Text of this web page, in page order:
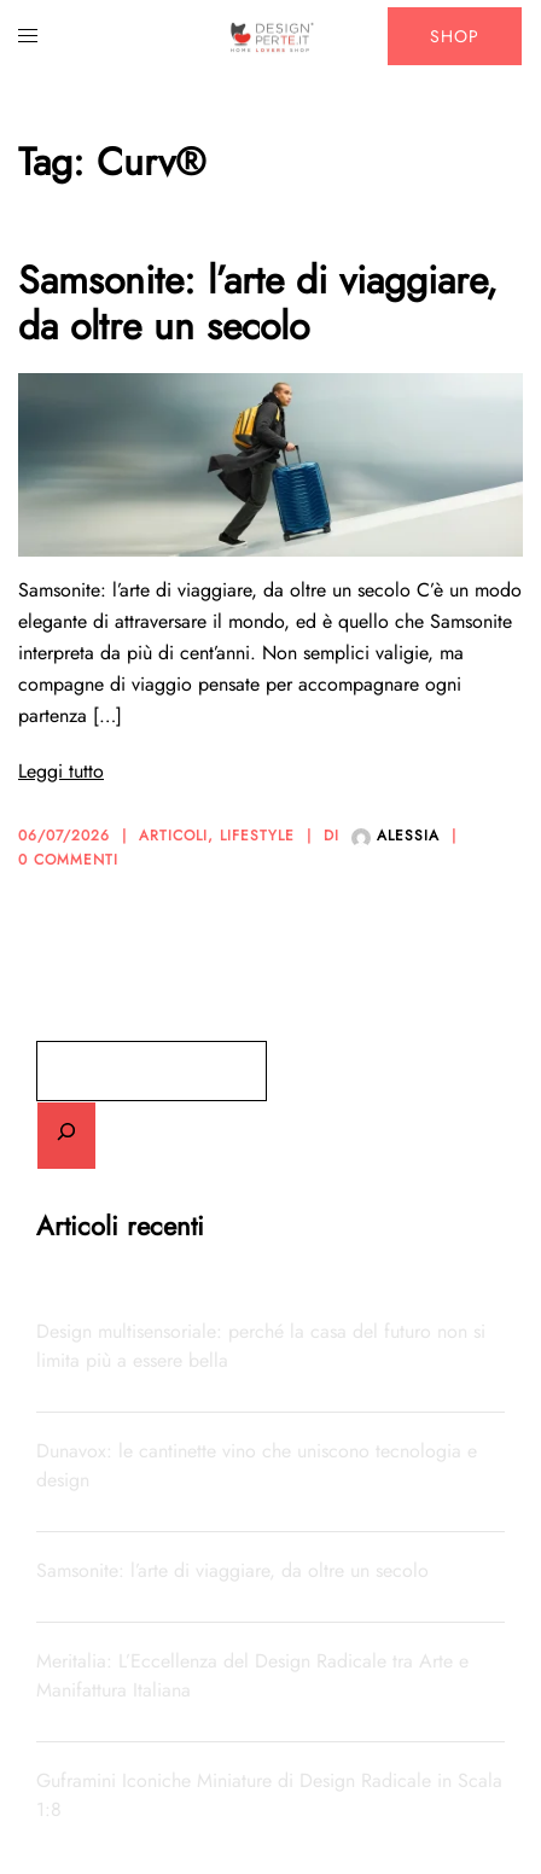
Mostra/Nascondi
SHOP
Tag: Curv®
Samsonite: l’arte di viaggiare,
da oltre un secolo
Samsonite: l’arte di viaggiare, da oltre un secolo C’è un modo
elegante di attraversare il mondo, ed è quello che Samsonite
interpreta da più di cent’anni. Non semplici valigie, ma
compagne di viaggio pensate per accompagnare ogni
partenza […]
Leggi tutto
06/07/2026 ARTICOLI, LIFESTYLE DI
ALESSIA
0 COMMENTI
Articoli recenti
Design multisensoriale: perché la casa del futuro non si
limita più a essere bella
Dunavox: le cantinette vino che uniscono tecnologia e
design
Samsonite: l’arte di viaggiare, da oltre un secolo
Meritalia: L’Eccellenza del Design Radicale tra Arte e
Manifattura Italiana
Guframini Iconiche Miniature di Design Radicale in Scala
1:8